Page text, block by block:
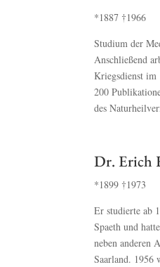
*1887 †1966
Studium der
Anschließend
Kriegsdienst
200
des
Dr. Erich
*1899 †1973
Er studierte ab
Spaeth und
neben anderen
Saarland. 1956